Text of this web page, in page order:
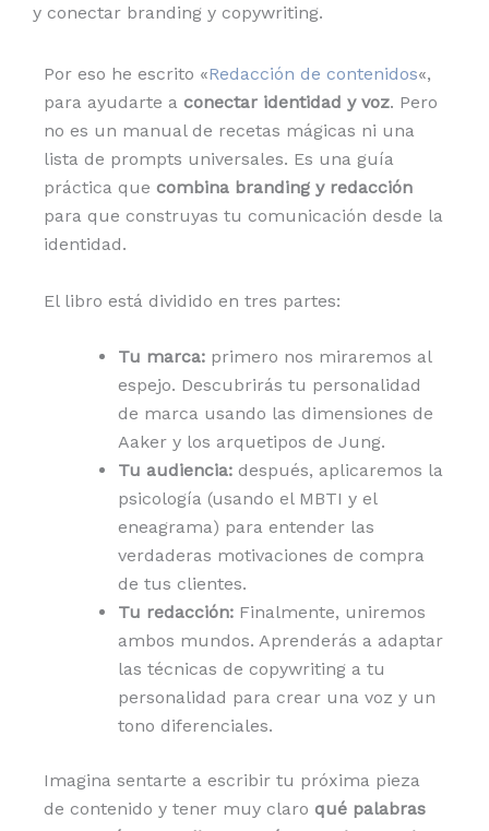
y conectar branding y copywriting.
Por eso he escrito «Redacción de contenidos«,
para ayudarte a conectar identidad y voz. Pero
no es un manual de recetas mágicas ni una
lista de prompts universales. Es una guía
práctica que combina branding y redacción
para que construyas tu comunicación desde la
identidad.
El libro está dividido en tres partes:
Tu marca: primero nos miraremos al
espejo. Descubrirás tu personalidad
de marca usando las dimensiones de
Aaker y los arquetipos de Jung.
Tu audiencia: después, aplicaremos la
psicología (usando el MBTI y el
eneagrama) para entender las
verdaderas motivaciones de compra
de tus clientes.
Tu redacción: Finalmente, uniremos
ambos mundos. Aprenderás a adaptar
las técnicas de copywriting a tu
personalidad para crear una voz y un
tono diferenciales.
Imagina sentarte a escribir tu próxima pieza
de contenido y tener muy claro qué palabras